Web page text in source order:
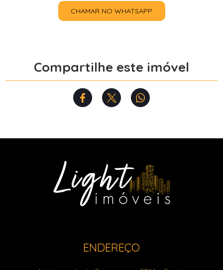
CHAMAR NO WHATSAPP
Compartilhe este imóvel
ENDEREÇO